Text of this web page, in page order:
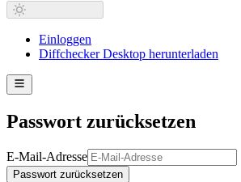
Einloggen
Diffchecker Desktop herunterladen
Passwort zurücksetzen
E-Mail-Adresse
Passwort zurücksetzen